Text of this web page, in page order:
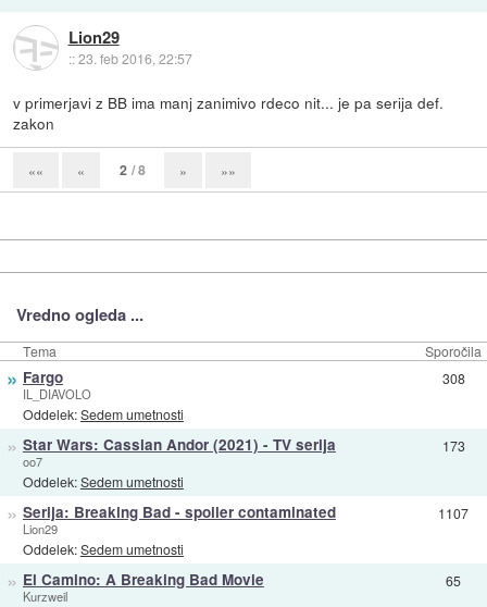
Lion29
::23. feb 2016, 22:57
v primerjavi z BB ima manj zanimivo rdeco nit... je pa serija def.
zakon
«« « 2 / 8 » »»
Vredno ogleda ...
Tema Sporočila
» Fargo
IL_DIAVOLO
Oddelek:Sedem umetnosti
308
» Star Wars: Cassian Andor (2021) - TV serija
oo7
Oddelek:Sedem umetnosti
173
» Serija: Breaking Bad - spoiler contaminated
Lion29
Oddelek:Sedem umetnosti
1107
» El Camino: A Breaking Bad Movie
Kurzweil
65